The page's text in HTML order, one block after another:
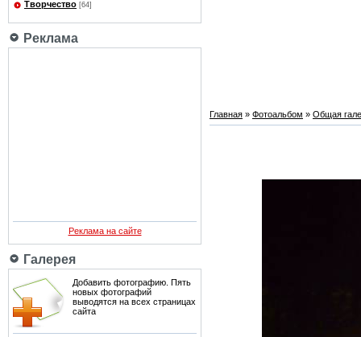
Творчество [64]
Реклама
Реклама на сайте
Галерея
Добавить фотографию. Пять
новых фотографий
выводятся на всех страницах
сайта
Главная » Фотоальбом » Общая